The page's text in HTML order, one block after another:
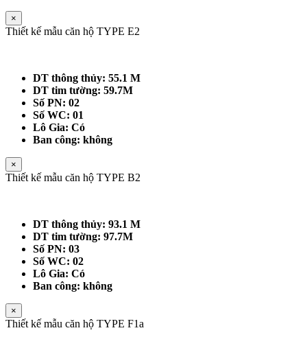
×
Thiết kế mẫu căn hộ TYPE E2
DT thông thủy: 55.1 M
DT tim tường: 59.7M
Số PN: 02
Số WC: 01
Lô Gia: Có
Ban công: không
×
Thiết kế mẫu căn hộ TYPE B2
DT thông thủy: 93.1 M
DT tim tường: 97.7M
Số PN: 03
Số WC: 02
Lô Gia: Có
Ban công: không
×
Thiết kế mẫu căn hộ TYPE F1a